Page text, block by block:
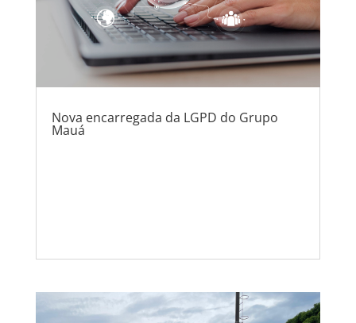
Nova encarregada da LGPD do Grupo
Mauá